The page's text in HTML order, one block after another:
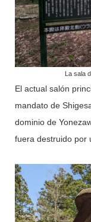
La sala
El actual salón
mandato de
dominio de
fuera destruido por